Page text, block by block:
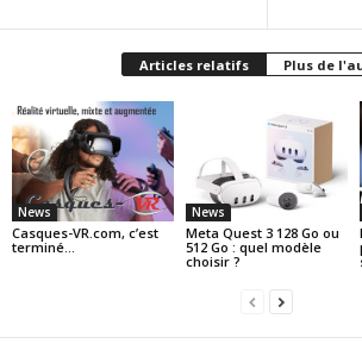
Articles relatifs Plus de
News
Casques-VR.com, c’est
terminé…
News
Meta Quest 3 128 Go ou
512 Go : quel modèle
choisir ?